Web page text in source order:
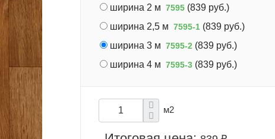
ширина 2 м 7595 (839 руб.)
ширина 2,5 м 7595-1 (839 руб.)
ширина 3 м 7595-2 (839 руб.)
ширина 4 м 7595-3 (839 руб.)
м2